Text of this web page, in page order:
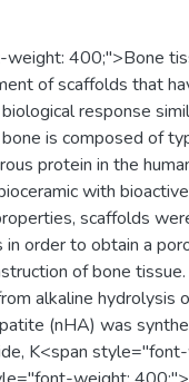
400;">Bone
of scaffolds that
response
is composed of
protein in the
with
scaffolds
order to obtain a
of bone
alkaline hydrolysis
(nHA) was
K<span